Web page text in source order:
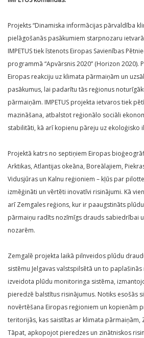
Projekts “Dinamiska informācijas pārvaldība
pielāgošanās pasākumiem starpnozaru
IMPETUS tiek īstenots Eiropas Savienības
programmā “Apvārsnis 2020” (Horizon 2020).
Eiropas reakciju uz klimata pārmaiņām un
pasākumus, lai padarītu tās reģionus
pārmaiņām. IMPETUS projekta ietvaros tiek
mazināšana, atbalstot reģionālo sociāli
stabilitāti, kā arī kopienu pāreju uz ekoloģisko
Projektā katrs no septiņiem Eiropas
Arktikas, Atlantijas okeāna, Boreālajiem,
Vidusjūras un Kalnu reģioniem – kļūs par
izmēģināti un vērtēti inovatīvi risinājumi. Kā
arī Zemgales reģions, kur ir paaugstināts
pārmaiņu radīts nozīmīgs drauds sabiedrībai
nozarēm.
Zemgalē projekta laikā pilnveidos plūdu
sistēmu Jelgavas valstspilsētā un to
izveidota plūdu monitoringa sistēma,
pieredzē balstītus risinājumus. Notiks esošās
novērtēšana Eiropas reģioniem un kopienām
teritorijās, kas saistītas ar klimata pārmaiņām,
Tāpat, apkopojot pieredzes un zinātniskos